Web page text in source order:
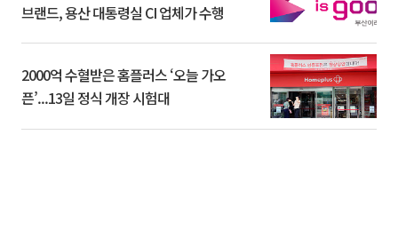
브랜드, 용산 대통령실 CI 업체가 수행
2000억 수혈받은 홈플러스 ‘오늘 가오
픈’...13일 정식 개장 시험대